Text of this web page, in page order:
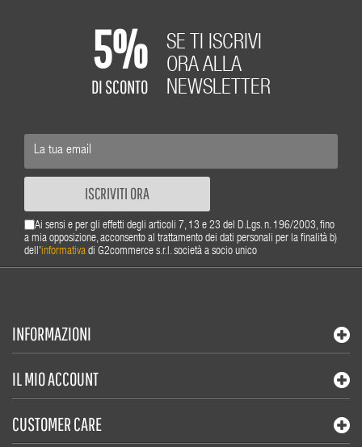
5%
DI SCONTO
SE TI ISCRIVI
ORA ALLA
NEWSLETTER
ISCRIVITI ORA
Ai sensi e per gli effetti degli articoli 7, 13 e 23 del D.Lgs. n. 196/2003, fino
a mia opposizione, acconsento al trattamento dei dati personali per la finalità b)
dell'informativa di G2commerce s.r.l. società a socio unico
INFORMAZIONI
IL MIO ACCOUNT
CUSTOMER CARE